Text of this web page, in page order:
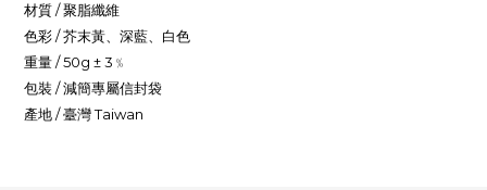
材質 /聚脂纖維
色彩 / 芥末黃、深藍、白色
重量 / 50g ± 3﹪
包裝 / 減簡專屬信封袋
產地 / 臺灣 Taiwan